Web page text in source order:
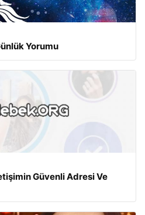
Yorumu
Güvenli Adresi Ve